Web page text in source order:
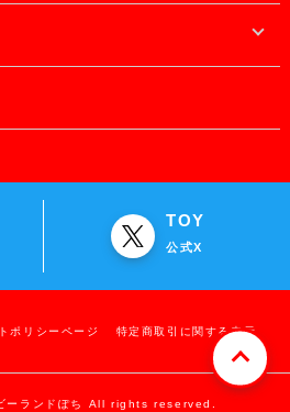
TOY
公式X
ポリシーページ 特定商取引に関する表示
ランドぽち All rights reserved.